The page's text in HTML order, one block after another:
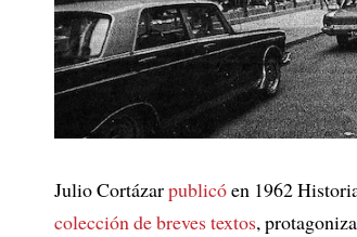
Julio Cortázarpublicóen 1962
colección de breves textos,